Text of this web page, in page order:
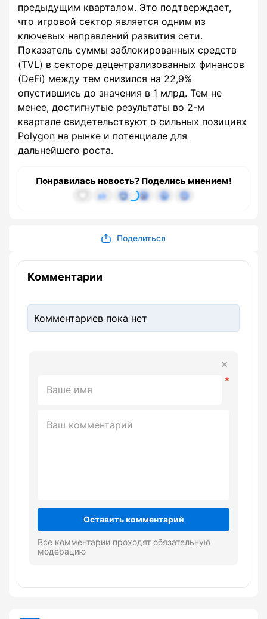
предыдущим кварталом. Это подтверждает,
что игровой сектор является одним из
ключевых направлений развития сети.
Показатель суммы заблокированных средств
(TVL) в секторе децентрализованных финансов
(DeFi) между тем снизился на 22,9%
опустившись до значения в 1 млрд. Тем не
менее, достигнутые результаты во 2-м
квартале свидетельствуют о сильных позициях
Polygon на рынке и потенциале для
дальнейшего роста.
Понравилась новость? Поделись мнением!
Поделиться
Комментарии
Комментариев пока нет
Оставить комментарий
Все комментарии проходят обязательную
модерацию